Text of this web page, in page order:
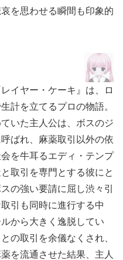
を思わせる瞬間も印象的
イヤー・ケーキ』は、ロ
計を立てるプロの物語。
いた主人公は、ボスのジ
ばれ、麻薬取引以外の依
を牛耳るエディ・テンプ
取引を専門とする彼にと
の強い要請に屈し渋々引
引も同時に進行する中
から大きく逸脱してい
の取引を余儀なくされ、
を流通させた結果、主人